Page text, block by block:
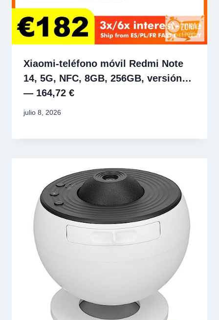
Xiaomi-teléfono móvil Redmi Note
14, 5G, NFC, 8GB, 256GB, versión…
— 164,72 €
julio 8, 2026